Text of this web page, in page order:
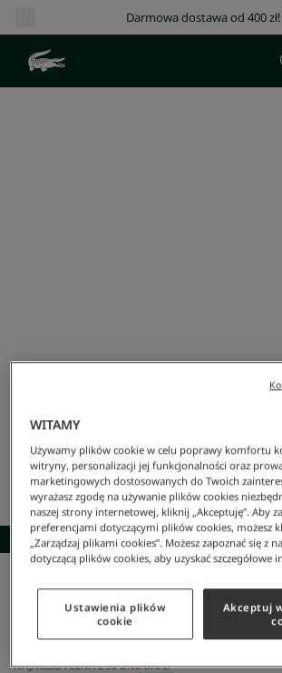
Darmowa dostawa od 400 zł!
SKOMPLETUJ
Lacoste/Kobieta/Akcesoria/Torby/Torba Na Ramię/Damska
Damska torebka l.12.12 concept
błyskawiczny
NAJNIŻSZA CENA Z 30 DNI: 370 zł
WITAMY
Używamy plików cookie w celu poprawy komfortu
witryny, personalizacji jej funkcjonalności oraz
marketingowych dostosowanych do Twoich
wyrażasz zgodę na używanie plików cookies
naszej strony internetowej, kliknij „Akceptuję”. Aby
preferencjami dotyczącymi plików cookies, możesz
„Zarządzaj plikami cookies”. Możesz zapoznać się z
dotyczącą plików cookies, aby uzyskać szczegółowe
Ustawienia plików
cookie
Akceptuj